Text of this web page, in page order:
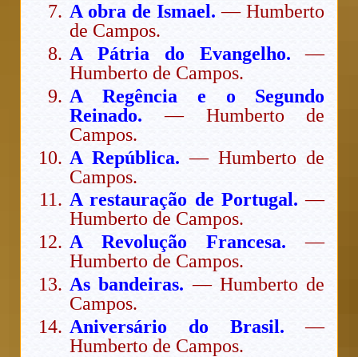
A obra de Ismael. — Humberto
de Campos.
A Pátria do Evangelho. —
Humberto de Campos.
A Regência e o Segundo
Reinado. — Humberto de
Campos.
A República. — Humberto de
Campos.
A restauração de Portugal. —
Humberto de Campos.
A Revolução Francesa. —
Humberto de Campos.
As bandeiras. — Humberto de
Campos.
Aniversário do Brasil. —
Humberto de Campos.